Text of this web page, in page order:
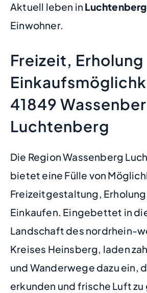
Aktuell leben in Luchtenberg
Einwohner.
Freizeit, Erholung
41849
Luchtenberg
Die Region Wassenberg
bietet eine Fülle von
Freizeitgestaltung, Erholung
Einkaufen. Eingebettet in
Landschaft des nordrhein-
Kreises Heinsberg, laden
und Wanderwege dazu ein,
erkunden und frische Luft zu